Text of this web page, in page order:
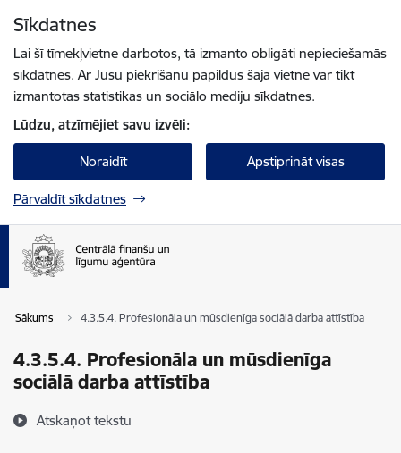
Sīkdatnes
Lai šī tīmekļvietne darbotos, tā izmanto obligāti nepieciešamās
sīkdatnes. Ar Jūsu piekrišanu papildus šajā vietnē var tikt
izmantotas statistikas un sociālo mediju sīkdatnes.
Lūdzu, atzīmējiet savu izvēli:
Noraidīt Apstiprināt visas
Pārvaldīt sīkdatnes
Sākums 4.3.5.4. Profesionāla un mūsdienīga sociālā darba attīstība
4.3.5.4. Profesionāla un mūsdienīga
sociālā darba attīstība
Atskaņot tekstu